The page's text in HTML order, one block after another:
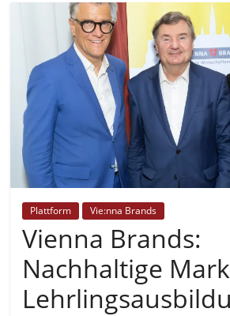
Plattform Vie:nna Brands
Vienna Brands:
Nachhaltige